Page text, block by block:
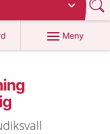
Meny